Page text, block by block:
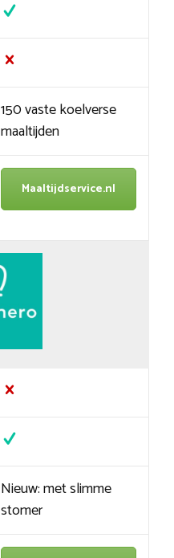
150 vaste koelverse
maaltijden
Maaltijdservice.nl
Nieuw: met slimme
stomer